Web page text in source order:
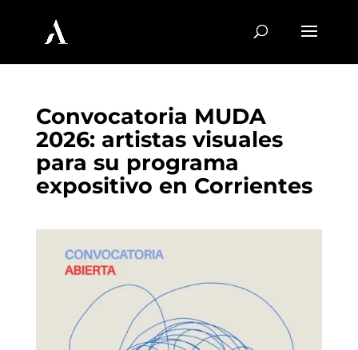
Convocatoria MUDA
2026: artistas visuales
para su programa
expositivo en Corrientes